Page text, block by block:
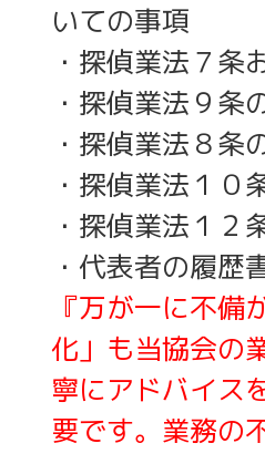
いての事項
・探偵業法７条
・探偵業法９条
・探偵業法８条
・探偵業法１０
・探偵業法１２
・代表者の履
『万が一に不
化」も当協会の
寧にアドバイス
要です。業務の